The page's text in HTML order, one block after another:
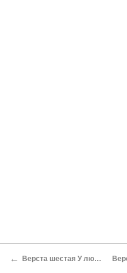
← Верста шестая У людоедки